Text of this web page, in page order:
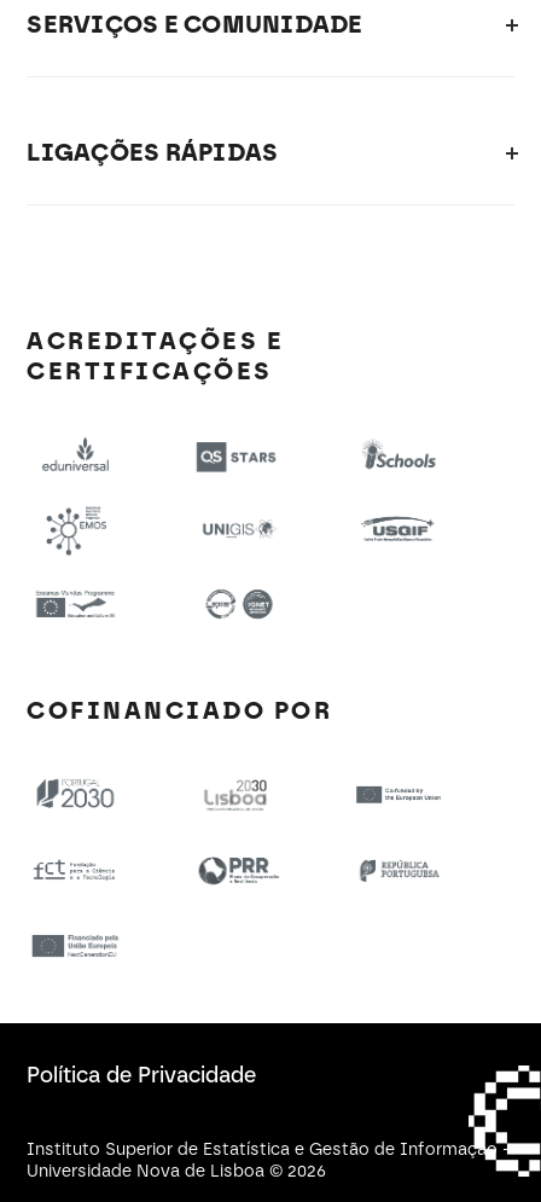
SERVIÇOS E COMUNIDADE
LIGAÇÕES RÁPIDAS
ACREDITAÇÕES E
CERTIFICAÇÕES
COFINANCIADO POR
Política de Privacidade
Instituto Superior de Estatística e Gestão de Informação -
Universidade Nova de Lisboa © 2026